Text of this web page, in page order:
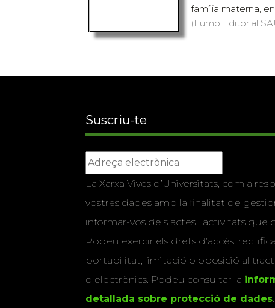
família materna,
(Eumo Editorial
Suscriu-te
La Xarxa Vives d’Universitats, com a
vostres dades amb la finalitat de
informar-vos dels actes i activitats que
Podeu exercir els drets d’accés,
portabilitat, limitació o oposició al
o electrònics. Podeu consultar la
detallada sobre protecció de dades.